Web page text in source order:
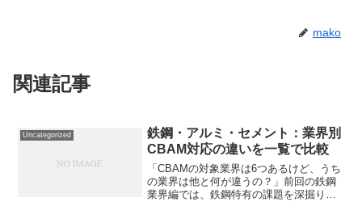
mako
関連記事
Uncategorized
鉄鋼・アルミ・セメント：業界別
CBAM対応の違いを一覧で比較
「CBAMの対象業界は6つあるけど、うち
の業界は他と何が違うの？」前回の鉄鋼
業界編では、鉄鋼特有の課題を深掘りし